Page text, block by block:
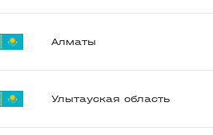
Алматы
Улытауская область